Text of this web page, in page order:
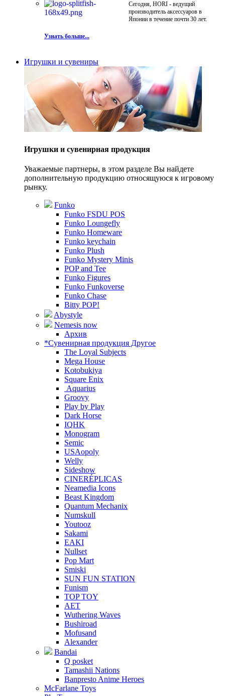
Сегодня, HORI - ведущий
производитель аксессуаров в
Японии в течение почти 30 лет.
Узнать больше...
Игрушки и сувениры
Игрушки и сувенирная продукция
Уважаемые партнеры, в этом разделе Вы найдете
дополнительную продукцию относящуюся к игровому
рынку.
Funko
Funko FSDU POS
Funko Loungefly
Funko Homeware
Funko keychain
Funko Plush
Funko Mystery Minis
POP and Tee
Funko Figures
Funko Funkoverse
Funko Chase
Bitty POP!
Abystyle
Nemesis now
Архив
*Сувенирная продукция Другое
The Loyal Subjects
Mega House
Kotobukiya
Square Enix
Aquarius
Groovy
Play by Play
Dark Horse
IQHK
Monogram
Semic
USAopoly
Welly
Sideshow
CINERÉPLICAS
Neamedia Icons
Beast Kingdom
Quantum Mechanix
Numskull
Youtooz
Sakami
EAKI
Nullset
Pop Mart
Smiski
SUN FUN STATION
Funism
TOP TOY
AET
Wuthering Waves
Bushiroad
Mofusand
Alexander
Bandai
Q posket
Tamashii Nations
Banpresto Anime Heroes
McFarlane Toys